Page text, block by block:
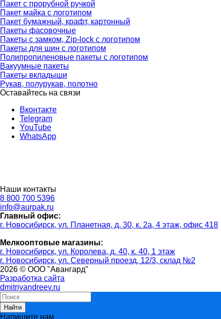
Пакет с прорубной ручкой
Пакет майка с логотипом
Пакет бумажный, крафт, картонный
Пакеты фасовочные
Пакеты с замком, Zip-lock с логотипом
Пакеты для шин с логотипом
Полипропиленовые пакеты с логотипом
Вакуумные пакеты
Пакеты вкладыши
Рукав, полурукав, полотно
Оставайтесь на связи
Вконтакте
Telegram
YouTube
WhatsApp
Наши контакты
8 800 700 5396
info@aurpak.ru
Главный офис:
г. Новосибирск, ул. Планетная, д. 30, к. 2а, 4 этаж, офис 418
Мелкооптовые магазины:
г. Новосибирск, ул. Королева, д. 40, к. 40, 1 этаж
г. Новосибирск, ул. Северный проезд, 12/3, ​склад №2
2026 © ООО "Авангард"
Разработка сайта
dmitriyandreev.ru
Найти
Напишите нам